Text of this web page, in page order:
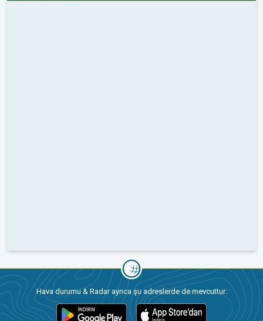
Hava durumu & Radar ayrıca şu adreslerde de mevcuttur: